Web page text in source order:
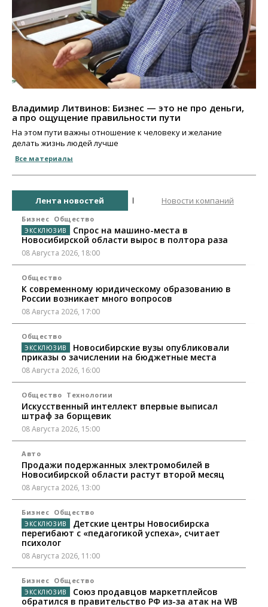
Владимир Литвинов: Бизнес — это не про деньги,
а про ощущение правильности пути
На этом пути важны отношение к человеку и желание
делать жизнь людей лучше
Все материалы
Лента новостей Новости компаний
Бизнес Общество
Спрос на машино-места в
Новосибирской области вырос в полтора раза
08 Августа 2026, 18:00
Общество
К современному юридическому образованию в
России возникает много вопросов
08 Августа 2026, 17:00
Общество
Новосибирские вузы опубликовали
приказы о зачислении на бюджетные места
08 Августа 2026, 16:00
Общество Технологии
Искусственный интеллект впервые выписал
штраф за борщевик
08 Августа 2026, 15:00
Авто
Продажи подержанных электромобилей в
Новосибирской области растут второй месяц
08 Августа 2026, 13:00
Бизнес Общество
Детские центры Новосибирска
перегибают с «педагогикой успеха», считает
психолог
08 Августа 2026, 11:00
Бизнес Общество
Союз продавцов маркетплейсов
обратился в правительство РФ из-за атак на WB